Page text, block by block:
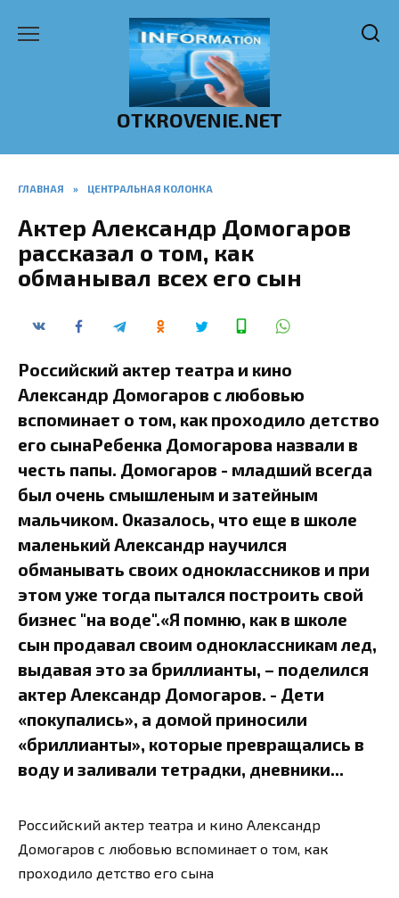
OTKROVENIE.NET
ГЛАВНАЯ » ЦЕНТРАЛЬНАЯ КОЛОНКА
Актер Александр Домогаров
рассказал о том, как
обманывал всех его сын
Российский актер театра и кино
Александр Домогаров с любовью
вспоминает о том, как проходило детство
его сынаРебенка Домогарова назвали в
честь папы. Домогаров - младший всегда
был очень смышленым и затейным
мальчиком. Оказалось, что еще в школе
маленький Александр научился
обманывать своих одноклассников и при
этом уже тогда пытался построить свой
бизнес "на воде".«Я помню, как в школе
сын продавал своим одноклассникам лед,
выдавая это за бриллианты, – поделился
актер Александр Домогаров. - Дети
«покупались», а домой приносили
«бриллианты», которые превращались в
воду и заливали тетрадки, дневники...
Российский актер театра и кино Александр
Домогаров с любовью вспоминает о том, как
проходило детство его сына